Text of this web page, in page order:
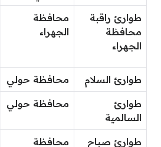
طوارئ راقبة
محافظة
الجهراء
محافظة
الجهراء
طوارئ السلام محافظة حولي
طوارئ
السالمية
محافظة حولي
طوارئ صباح محافظة